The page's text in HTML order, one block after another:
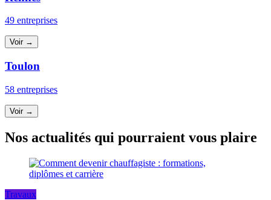
49 entreprises
Voir →
Toulon
58 entreprises
Voir →
Nos actualités qui pourraient vous plaire
Travaux